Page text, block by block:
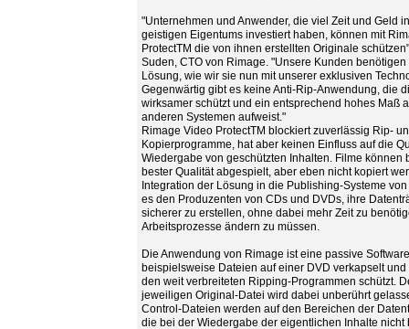
"Unternehmen und Anwender, die viel Zeit und Geld
geistigen Eigentums investiert haben, können mit
ProtectTM die von ihnen erstellten Originale
Suden, CTO von Rimage. "Unsere Kunden
Lösung, wie wir sie nun mit unserer exklusiven
Gegenwärtig gibt es keine Anti-Rip-Anwendung, die
wirksamer schützt und ein entsprechend hohes Maß
anderen Systemen aufweist."
Rimage Video ProtectTM blockiert zuverlässig Rip-
Kopierprogramme, hat aber keinen Einfluss auf die
Wiedergabe von geschützten Inhalten. Filme können
bester Qualität abgespielt, aber eben nicht kopiert
Integration der Lösung in die Publishing-Systeme
es den Produzenten von CDs und DVDs, ihre
sicherer zu erstellen, ohne dabei mehr Zeit zu
Arbeitsprozesse ändern zu müssen.
Die Anwendung von Rimage ist eine passive
beispielsweise Dateien auf einer DVD verkapselt
den weit verbreiteten Ripping-Programmen schützt.
jeweiligen Original-Datei wird dabei unberührt
Control-Dateien werden auf den Bereichen der
die bei der Wiedergabe der eigentlichen Inhalte nicht